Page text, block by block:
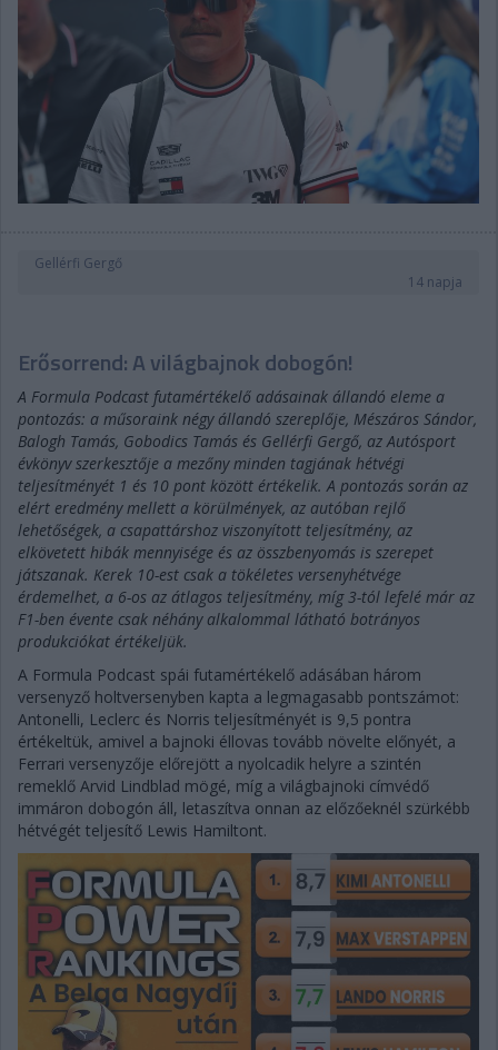
Gellérfi Gergő
14 napja
Erősorrend: A világbajnok dobogón!
A Formula Podcast futamértékelő adásainak állandó eleme a
pontozás: a műsoraink négy állandó szereplője, Mészáros Sándor,
Balogh Tamás, Gobodics Tamás és Gellérfi Gergő, az Autósport
évkönyv szerkesztője a mezőny minden tagjának hétvégi
teljesítményét 1 és 10 pont között értékelik. A pontozás során az
elért eredmény mellett a körülmények, az autóban rejlő
lehetőségek, a csapattárshoz viszonyított teljesítmény, az
elkövetett hibák mennyisége és az összbenyomás is szerepet
játszanak. Kerek 10-est csak a tökéletes versenyhétvége
érdemelhet, a 6-os az átlagos teljesítmény, míg 3-tól lefelé már az
F1-ben évente csak néhány alkalommal látható botrányos
produkciókat értékeljük.
A Formula Podcast spái futamértékelő adásában három
versenyző holtversenyben kapta a legmagasabb pontszámot:
Antonelli, Leclerc és Norris teljesítményét is 9,5 pontra
értékeltük, amivel a bajnoki éllovas tovább növelte előnyét, a
Ferrari versenyzője előrejött a nyolcadik helyre a szintén
remeklő Arvid Lindblad mögé, míg a világbajnoki címvédő
immáron dobogón áll, letaszítva onnan az előzőeknél szürkébb
hétvégét teljesítő Lewis Hamiltont.